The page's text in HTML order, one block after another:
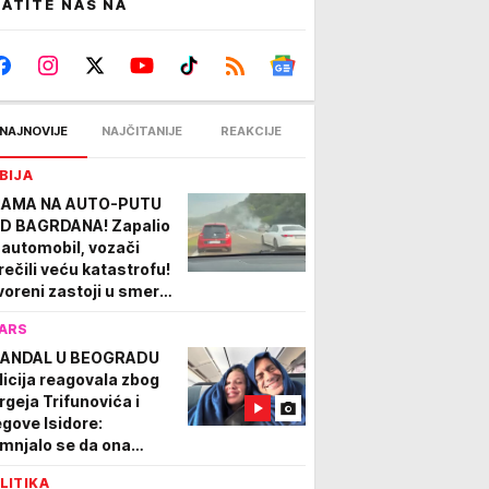
NAS NA
NAJNOVIJE NAJČITANIJE REAKCIJE
NA AUTO-PUTU
BAGRDANA! Zapalio
vozači
veću katastrofu!
zastoji u smeru
U BEOGRADU
reagovala zbog
Trifunovića i
Isidore:
se da ona